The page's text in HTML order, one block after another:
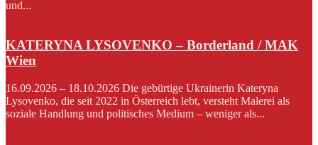
und...
KATERYNA LYSOVENKO – Borderland / MAK
Wien
16.09.2026 – 18.10.2026 Die gebürtige Ukrainerin Kateryna
Lysovenko, die seit 2022 in Österreich lebt, versteht Malerei als
soziale Handlung und politisches Medium – weniger als...